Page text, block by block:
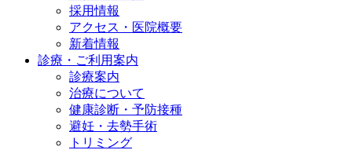
採用情報
アクセス・医院概要
新着情報
診療・ご利用案内
診療案内
治療について
健康診断・予防接種
避妊・去勢手術
トリミング